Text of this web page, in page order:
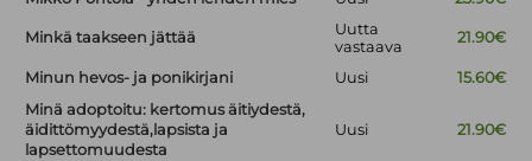
Minkä taakseen jättää
Uutta
vastaava
21.90€
Minun hevos- ja ponikirjani Uusi
15.60€
Minä adoptoitu: kertomus äitiydestä,
äidittömyydestä,lapsista ja
lapsettomuudesta
Uusi 21.90€